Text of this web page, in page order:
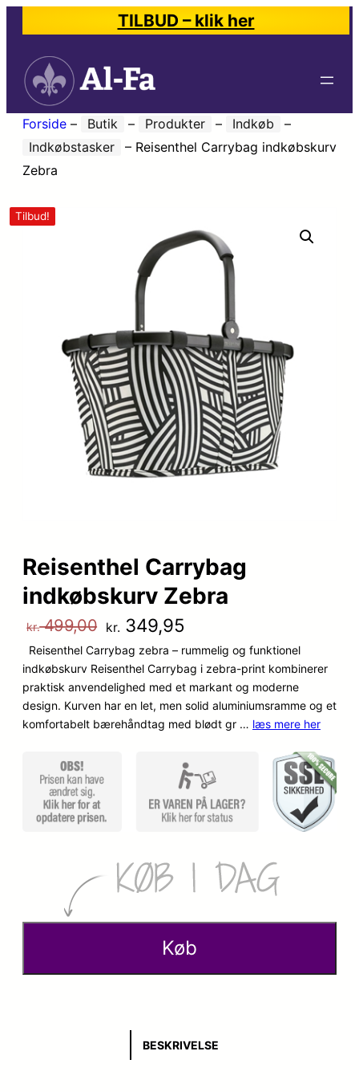
TILBUD – klik her
Forside – Butik – Produkter – Indkøb
–
Indkøbstasker
– Reisenthel Carrybag indkøbskurv
Zebra
Tilbud!
Reisenthel Carrybag
indkøbskurv Zebra
kr.499,00 D
e
n
o
l
kr. 349,95
e
n
a
t
u
e
p
s
Reisenthel Carrybag zebra – rummelig og funktionel
indkøbskurv Reisenthel Carrybag i zebra-print kombinerer
praktisk anvendelighed med et markant og moderne
design. Kurven har en let, men solid aluminiumsramme og et
komfortabelt bærehåndtag med blødt gr … læs mere her
Køb
BESKRIVELSE